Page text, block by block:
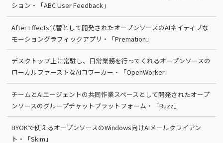
ション・「ABC User Feedback」
After Effects代替として開発されたオープンソースのAIネイティブな
モーショングラフィックアプリ・「Premation」
デスクトップ上に常駐し、日常業務を行ってくれるオープンソースの
ローカルファーストなAIコワーカー・「OpenWorker」
チームとAIエージェントの共同作業スペースとして開発されたオープ
ンソースのグループチャットプラットフォーム・「Buzz」
BYOKで使えるオープンソースのWindows向けAIメールクライアン
ト・「Skim」